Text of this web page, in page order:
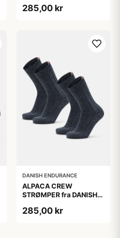
38, Varm og åndbar
285,00 kr
DANISH ENDURANCE
ALPACA CREW
STRØMPER fra DANISH
38, Varm og åndbar
285,00 kr